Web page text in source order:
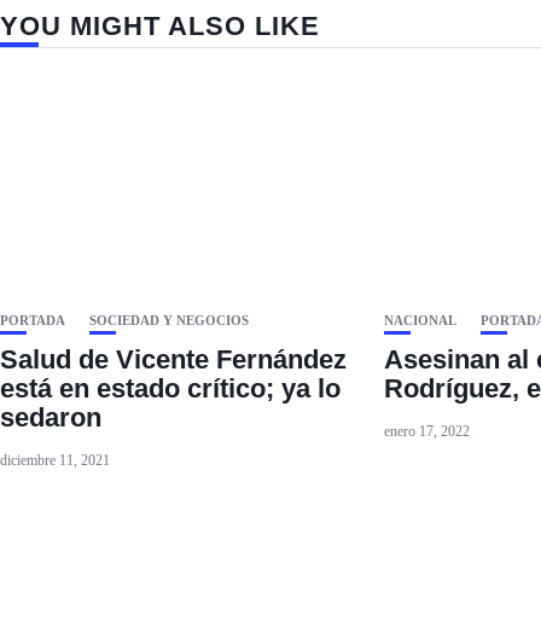
YOU MIGHT ALSO LIKE
PORTADA SOCIEDAD Y NEGOCIOS
Salud de Vicente Fernández
está en estado crítico; ya lo
sedaron
diciembre 11, 2021
NACIONAL
Asesinan al
Rodríguez,
enero 17, 2022